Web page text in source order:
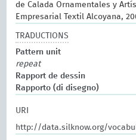
de Calada Ornamentales y
Empresarial Textil Alcoyana,
TRADUCTIONS
Pattern unit
repeat
Rapport de dessin
Rapporto (di disegno)
URI
http://data.silknow.org/